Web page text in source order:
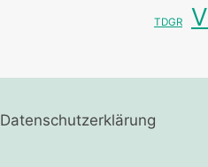
TDGR
Datenschutzerklärung